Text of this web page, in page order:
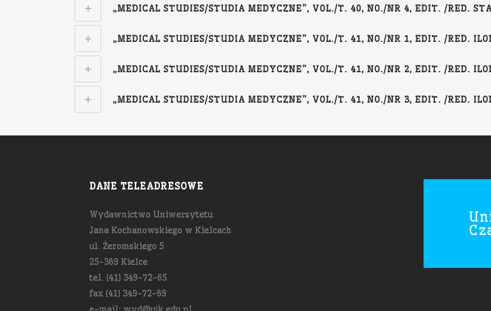
„MEDICAL STUDIES/STUDIA MEDYCZNE”, VOL./T. 40, NO./NR 4, EDIT. /RED.
„MEDICAL STUDIES/STUDIA MEDYCZNE”, VOL./T. 41, NO./NR 1, EDIT. /RED.
„MEDICAL STUDIES/STUDIA MEDYCZNE”, VOL./T. 41, NO./NR 2, EDIT. /RED.
„MEDICAL STUDIES/STUDIA MEDYCZNE”, VOL./T. 41, NO./NR 3, EDIT. /RED.
DANE TELEADRESOWE
Wydawnictwo Uniwersytetu
Jana Kochanowskiego w Kielcach
ul. Żeromskiego 5
25-369 Kielce
tel. (41) 349-72-65
fax (41) 349-72-69